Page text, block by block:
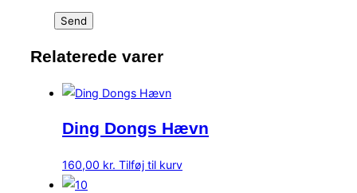
Relaterede varer
Ding Dongs Hævn
160,00 kr. Tilføj til kurv